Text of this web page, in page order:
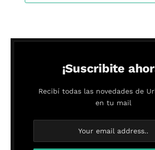
¡Suscribite
Recibí todas las novedades de
en tu mail